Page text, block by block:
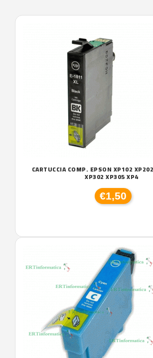
CARTUCCIA COMP. EPSON XP102
XP302 XP305 XP4
€1,50